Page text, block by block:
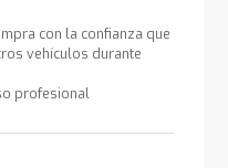
con la confianza que
vehículos durante
profesional